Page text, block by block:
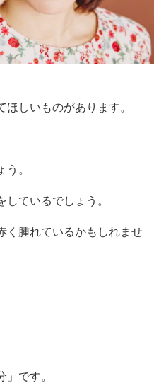
しいものがあります。
。
しているでしょう。
く腫れているかもしれませ
です。